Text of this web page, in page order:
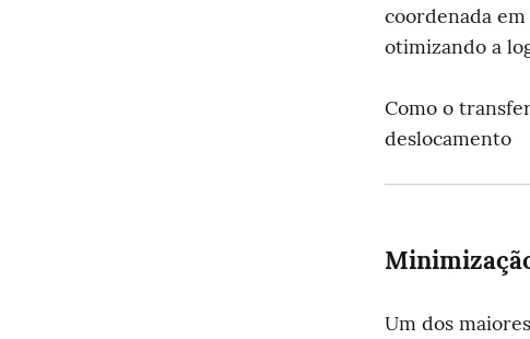
coordenada
otimizando a
Como o
deslocamento
Um dos